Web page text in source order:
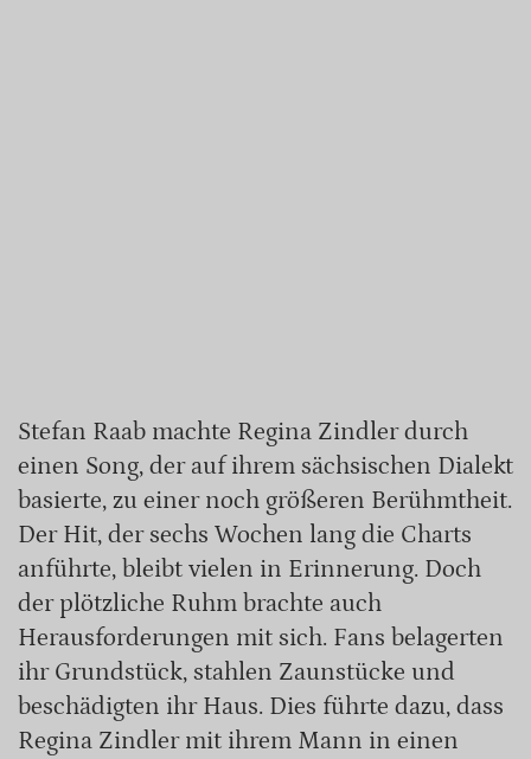
Stefan Raab machte Regina Zindler durch
einen Song, der auf ihrem sächsischen Dialekt
basierte, zu einer noch größeren Berühmtheit.
Der Hit, der sechs Wochen lang die Charts
anführte, bleibt vielen in Erinnerung. Doch
der plötzliche Ruhm brachte auch
Herausforderungen mit sich. Fans belagerten
ihr Grundstück, stahlen Zaunstücke und
beschädigten ihr Haus. Dies führte dazu, dass
Regina Zindler mit ihrem Mann in einen